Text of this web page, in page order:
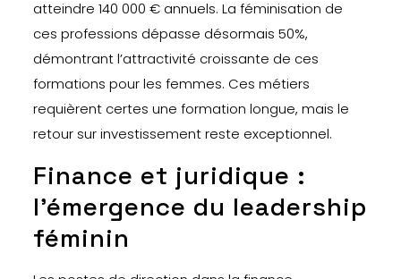
atteindre 140 000 € annuels. La féminisation de
ces professions dépasse désormais 50%,
démontrant l’attractivité croissante de ces
formations pour les femmes. Ces métiers
requièrent certes une formation longue, mais le
retour sur investissement reste exceptionnel.
Finance et juridique :
l’émergence du leadership
féminin